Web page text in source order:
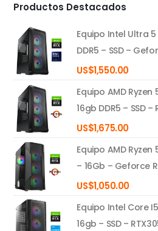
Productos Destacados
Equipo Intel Ultra
DDR5 – SSD –
US$1,550.00
Equipo AMD
16gb DDR5 – SSD
US$1,675.00
Equipo AMD Ryzen
– 16Gb – Geforce
US$1,050.00
Equipo Intel Core
16gb – SSD –